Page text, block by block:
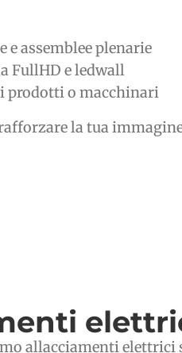
e assemblee plenarie
FullHD e ledwall
prodotti o macchinari
rafforzare la tua
allacciamenti